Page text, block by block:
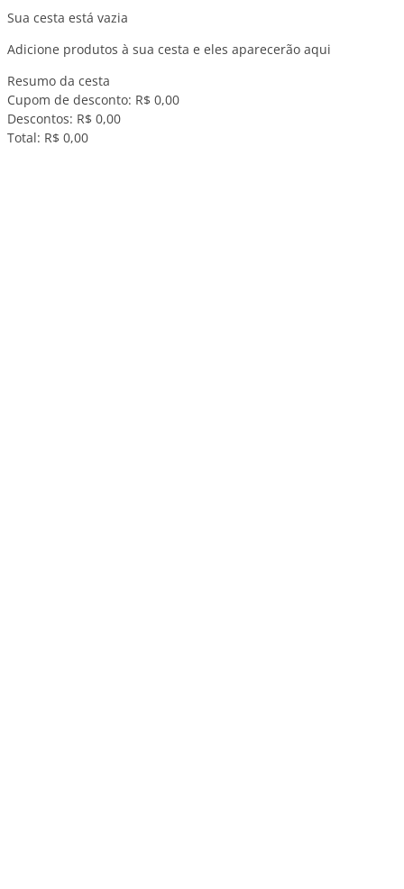
Sua cesta está vazia
Adicione produtos à sua cesta e eles aparecerão aqui
Resumo da cesta
Cupom de desconto: R$ 0,00
Descontos: R$ 0,00
Total: R$ 0,00